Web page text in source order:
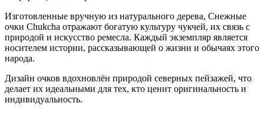
Изготовленные вручную из натурального дерева, Снежные
очки Chukcha отражают богатую культуру чукчей, их связь с
природой и искусство ремесла. Каждый экземпляр является
носителем истории, рассказывающей о жизни и обычаях этого
народа.
Дизайн очков вдохновлён природой северных пейзажей, что
делает их идеальными для тех, кто ценит оригинальность и
индивидуальность.